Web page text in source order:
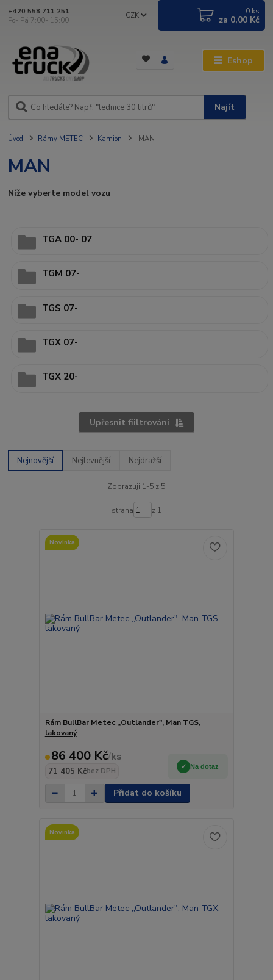
Eshop
CZK
Najít
+420 558 711 251
Po- Pá 7:00- 15:00
0 ks
za 0,00 Kč
Úvod Rámy METEC Kamion MAN
MAN
Níže vyberte model vozu
TGA 00- 07
TGM 07-
TGS 07-
TGX 07-
TGX 20-
Upřesnit fiiltrování
Nejnovější Nejlevnější Nejdražší
Zobrazuji 1-5 z 5
strana z 1
Novinka
Rám BullBar Metec ,,Outlander", Man TGS,
lakovaný
86 400 Kč/ks
71 405 Kčbez DPH
Na dotaz
Přidat do košíku
Novinka